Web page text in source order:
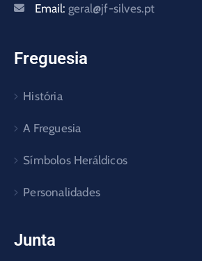
Email: geral@jf-silves.pt
Freguesia
História
A Freguesia
Símbolos Heráldicos
Personalidades
Junta